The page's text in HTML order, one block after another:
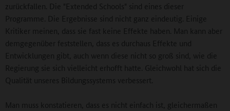
zurückfallen. Die "Extended Schools" sind eines dieser
Programme. Die Ergebnisse sind nicht ganz eindeutig. Einige
Kritiker meinen, dass sie fast keine Effekte haben. Man kann aber
demgegenüber feststellen, dass es durchaus Effekte und
Entwicklungen gibt, auch wenn diese nicht so groß sind, wie die
Regierung sie sich vielleicht erhofft hatte. Gleichwohl hat sich die
Qualität unseres Bildungssystems verbessert.
Man muss konstatieren, dass es nicht einfach ist, gleichermaßen